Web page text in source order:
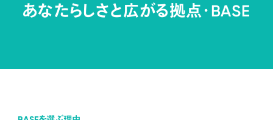
あなたらしさと広がる拠点・BASE